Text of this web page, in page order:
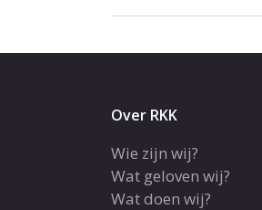
Over RKK
Wie zijn wij?
Wat geloven wij?
Wat doen wij?